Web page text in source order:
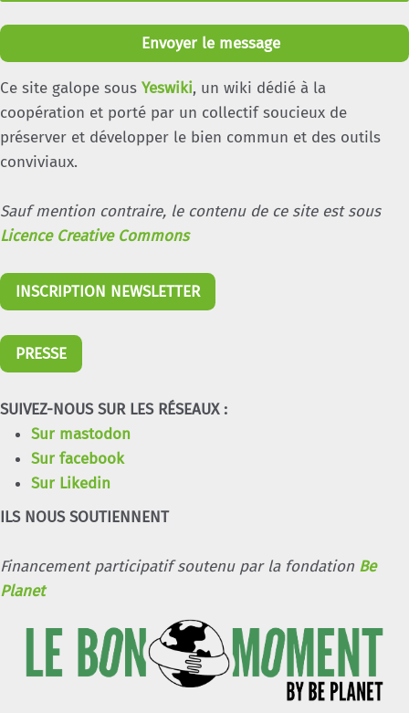
Envoyer le message
Ce site galope sous Yeswiki, un wiki dédié à la
coopération et porté par un collectif soucieux de
préserver et développer le bien commun et des outils
conviviaux.
Sauf mention contraire, le contenu de ce site est sous
Licence Creative Commons
INSCRIPTION NEWSLETTER
PRESSE
SUIVEZ-NOUS SUR LES RÉSEAUX :
Sur mastodon
Sur facebook
Sur Likedin
ILS NOUS SOUTIENNENT
Financement participatif soutenu par la fondation Be
Planet